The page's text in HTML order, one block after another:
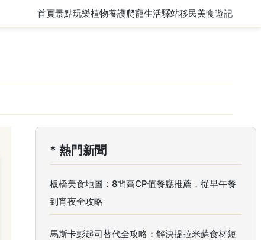
首頁景點玩樂植物養護爬寵生活驛站移民美食遊記
* 熱門新聞
板橋美食地圖：8間高CP值餐廳推薦，從早午餐
到宵夜全攻略
馬斯卡彭起司替代全攻略：解決提拉米蘇食材短